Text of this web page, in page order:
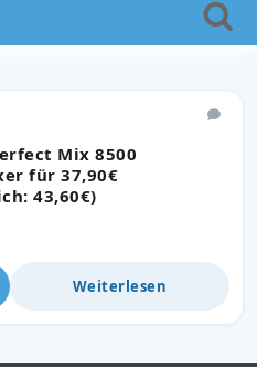
Mix 8500
für 37,90€
43,60€)
Weiterlesen